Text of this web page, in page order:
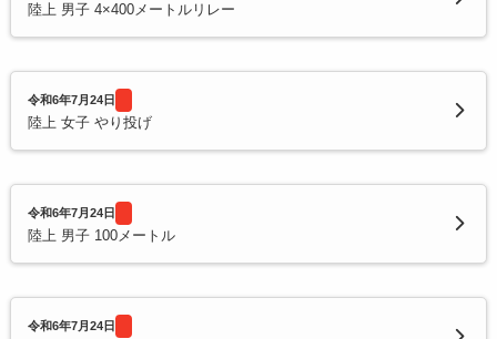
陸上 男子 4×400メートルリレー
令和6年7月24日
陸上 女子 やり投げ
令和6年7月24日
陸上 男子 100メートル
令和6年7月24日